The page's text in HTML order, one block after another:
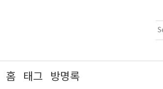
홈 태그 방명록